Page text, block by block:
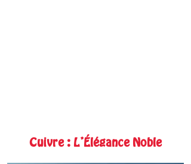
Cuivre : L’Élégance Noble